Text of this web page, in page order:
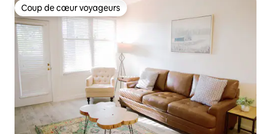
Coup de cœur voyageurs
Coup de cœur voyageurs